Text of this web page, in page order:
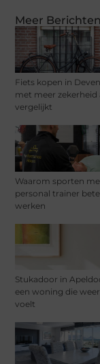
Meer Berichten
Fiets kopen in
met meer zekerheid
vergelijkt
Waarom sporten
personal trainer
werken
Stukadoor in
een woning die
voelt